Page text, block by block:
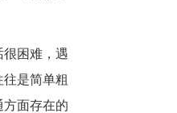
困难，遇
是简单粗
面存在的